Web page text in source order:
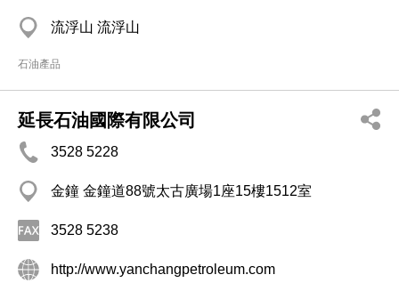
流浮山 流浮山
石油產品
延長石油國際有限公司
3528 5228
金鐘 金鐘道88號太古廣場1座15樓1512室
3528 5238
http://www.yanchangpetroleum.com